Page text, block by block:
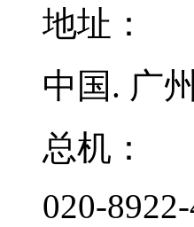
地址：
中国. 广
总机：
020-